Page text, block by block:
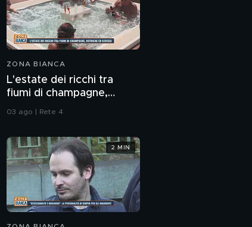
ZONA BIANCA
L'estate dei ricchi tra
fiumi di champagne,
ostriche ed eccessi
03 ago | Rete 4
2 MIN